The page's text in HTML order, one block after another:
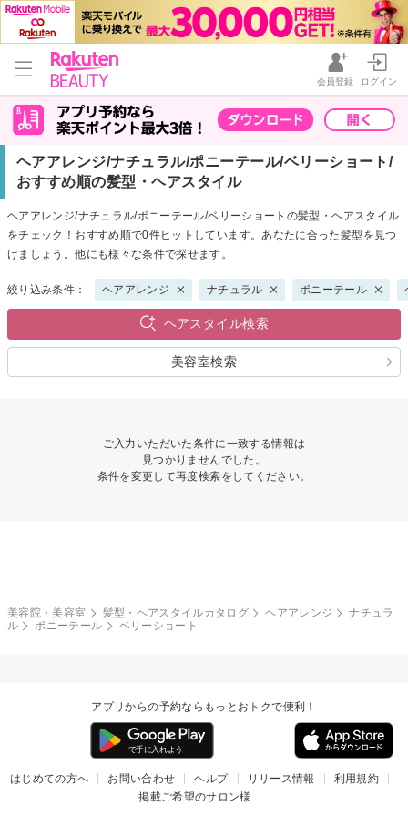
会員登録 ログイン
ヘアアレンジ/ナチュラル/ポニーテール/ベリーショート/
おすすめ順の髪型・ヘアスタイル
ヘアアレンジ/ナチュラル/ポニーテール/ベリーショートの髪型・ヘアスタイル
をチェック！おすすめ順で0件ヒットしています。あなたに合った髪型を見つ
けましょう。他にも様々な条件で探せます。
絞り込み条件： ヘアアレンジ ナチュラル ポニーテール
ヘアスタイル検索
美容室検索
ご入力いただいた条件に一致する情報は
見つかりませんでした。
条件を変更して再度検索をしてください。
美容院・美容室 髪型・ヘアスタイルカタログ ヘアアレンジ
ナチュラ
ル
ポニーテール ベリーショート
アプリからの予約ならもっとおトクで便利！
はじめての方へ お問い合わせ ヘルプ リリース情報
利用規約
掲載ご希望のサロン様